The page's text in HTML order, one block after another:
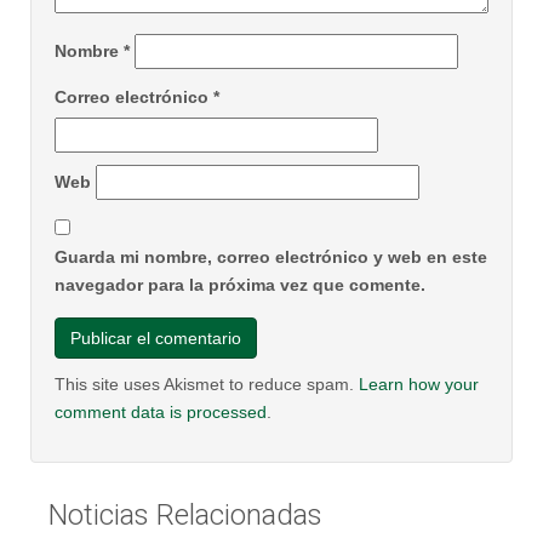
Nombre *
Correo electrónico *
Web
Guarda mi nombre, correo electrónico y web en este
navegador para la próxima vez que comente.
This site uses Akismet to reduce spam. Learn how your
comment data is processed
Noticias Relacionadas